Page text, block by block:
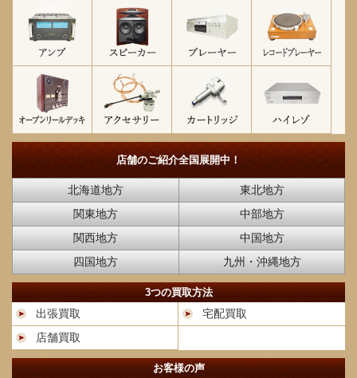
店舗のご紹介全国展開中！
北海道地方
東北地方
関東地方
中部地方
関西地方
中国地方
四国地方
九州・沖縄地方
3つの買取方法
出張買取
宅配買取
店舗買取
お客様の声